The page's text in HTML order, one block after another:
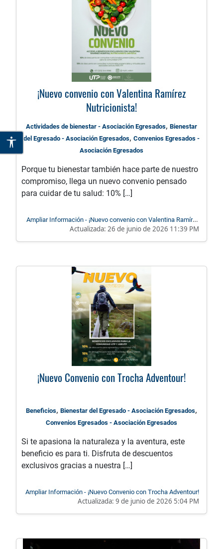
¡Nuevo convenio con Valentina Ramírez
Nutricionista!
Actividades de bienestar - Asociación Egresados, Bienestar
del Egresado - Asociación Egresados, Convenios Egresados -
Asociación Egresados
Porque tu bienestar también hace parte de nuestro
compromiso, llega un nuevo convenio pensado
para cuidar de tu salud: 10% […]
Ampliar Información - ¡Nuevo convenio con Valentina Ramírez
Nutricionista!
Actualizada: 26 de junio de 2026 11:39 PM
¡Nuevo Convenio con Trocha Adventour!
Beneficios, Bienestar del Egresado - Asociación Egresados,
Convenios Egresados - Asociación Egresados
Si te apasiona la naturaleza y la aventura, este
beneficio es para ti. Disfruta de descuentos
exclusivos gracias a nuestra […]
Ampliar Información - ¡Nuevo Convenio con Trocha Adventour!
Actualizada: 9 de junio de 2026 5:04 PM